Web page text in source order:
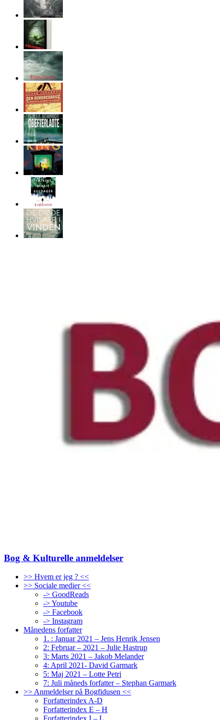
Bog & Kulturelle anmeldelser
>> Hvem er jeg ? <<
>> Sociale medier <<
-> GoodReads
-> Youtube
-> Facebook
-> Instagram
Månedens forfatter
1. : Januar 2021 – Jens Henrik Jensen
2: Februar – 2021 – Julie Hastrup
3: Marts 2021 – Jakob Melander
4: April 2021- David Garmark
5: Maj 2021 – Lotte Petri
7: Juli måneds forfatter – Stephan Garmark
>> Anmeldelser på Bogfidusen <<
Forfatterindex A-D
Forfatterindex E – H